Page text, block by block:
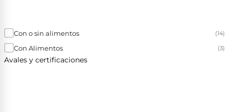
Con o sin alimentos (14)
Con Alimentos (3)
Avales y certificaciones